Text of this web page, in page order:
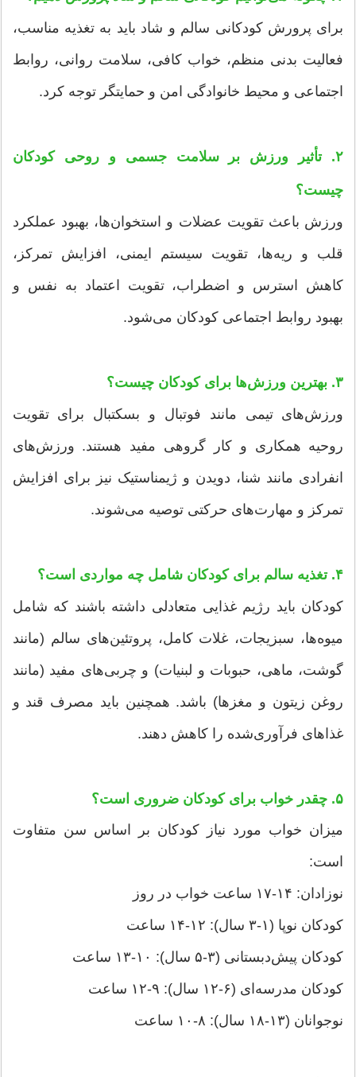
برای پرورش کودکانی سالم و شاد باید به تغذیه مناسب،
فعالیت بدنی منظم، خواب کافی، سلامت روانی، روابط
اجتماعی و محیط خانوادگی امن و حمایتگر توجه کرد.
۲. تأثیر ورزش بر سلامت جسمی و روحی کودکان
چیست؟
ورزش باعث تقویت عضلات و استخوان‌ها، بهبود عملکرد
قلب و ریه‌ها، تقویت سیستم ایمنی، افزایش تمرکز،
کاهش استرس و اضطراب، تقویت اعتماد به نفس و
بهبود روابط اجتماعی کودکان می‌شود.
۳. بهترین ورزش‌ها برای کودکان چیست؟
ورزش‌های تیمی مانند فوتبال و بسکتبال برای تقویت
روحیه همکاری و کار گروهی مفید هستند. ورزش‌های
انفرادی مانند شنا، دویدن و ژیمناستیک نیز برای افزایش
تمرکز و مهارت‌های حرکتی توصیه می‌شوند.
۴. تغذیه سالم برای کودکان شامل چه مواردی است؟
کودکان باید رژیم غذایی متعادلی داشته باشند که شامل
میوه‌ها، سبزیجات، غلات کامل، پروتئین‌های سالم (مانند
گوشت، ماهی، حبوبات و لبنیات) و چربی‌های مفید (مانند
روغن زیتون و مغزها) باشد. همچنین باید مصرف قند و
غذاهای فرآوری‌شده را کاهش دهند.
۵. چقدر خواب برای کودکان ضروری است؟
میزان خواب مورد نیاز کودکان بر اساس سن متفاوت
است:
نوزادان: ۱۴-۱۷ ساعت خواب در روز
کودکان نوپا (۱-۳ سال): ۱۲-۱۴ ساعت
کودکان پیش‌دبستانی (۳-۵ سال): ۱۰-۱۳ ساعت
کودکان مدرسه‌ای (۶-۱۲ سال): ۹-۱۲ ساعت
نوجوانان (۱۳-۱۸ سال): ۸-۱۰ ساعت